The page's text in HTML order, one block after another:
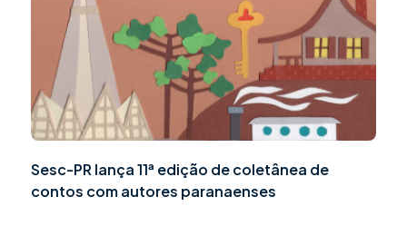
Sesc-PR lança 11ª edição de coletânea de
contos com autores paranaenses